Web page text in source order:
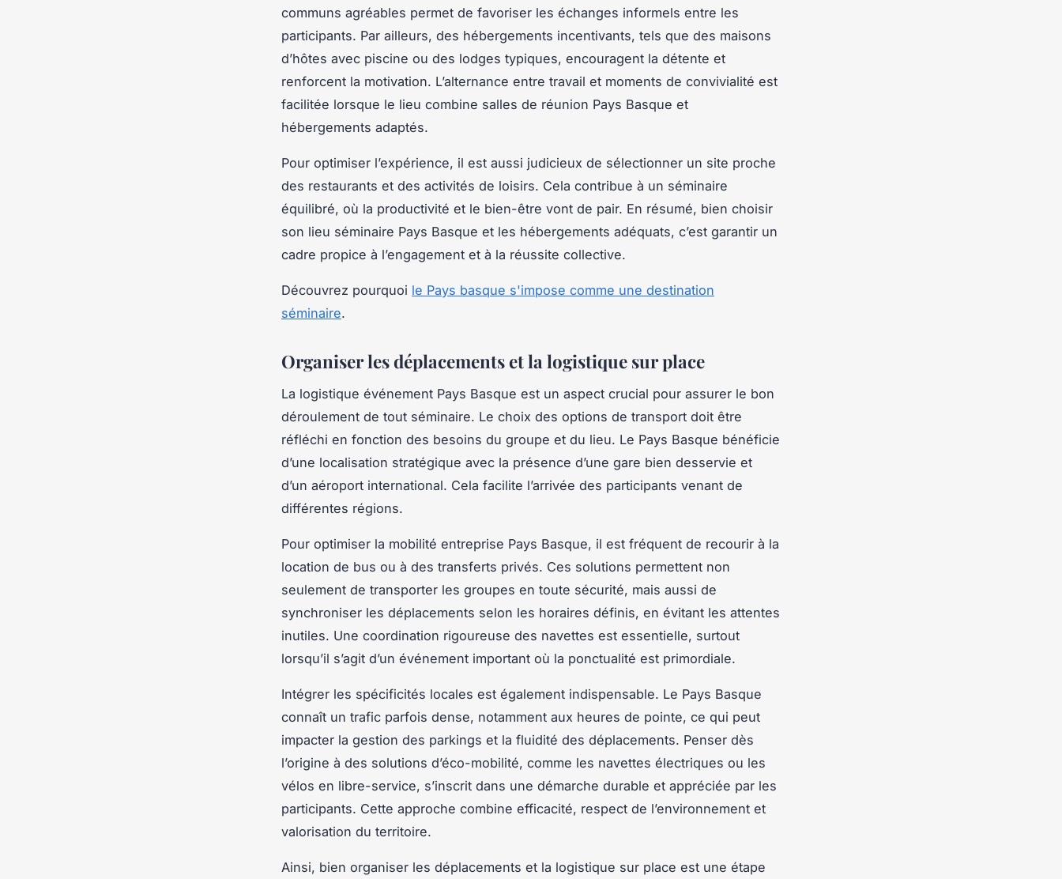
communs agréables permet de favoriser les échanges informels entre les
participants. Par ailleurs, des hébergements incentivants, tels que des maisons
d’hôtes avec piscine ou des lodges typiques, encouragent la détente et
renforcent la motivation. L’alternance entre travail et moments de convivialité est
facilitée lorsque le lieu combine salles de réunion Pays Basque et
hébergements adaptés.
Pour optimiser l’expérience, il est aussi judicieux de sélectionner un site proche
des restaurants et des activités de loisirs. Cela contribue à un séminaire
équilibré, où la productivité et le bien-être vont de pair. En résumé, bien choisir
son lieu séminaire Pays Basque et les hébergements adéquats, c’est garantir un
cadre propice à l’engagement et à la réussite collective.
Découvrez pourquoi le Pays basque s'impose comme une destination
séminaire.
Organiser les déplacements et la logistique sur place
La logistique événement Pays Basque est un aspect crucial pour assurer le bon
déroulement de tout séminaire. Le choix des options de transport doit être
réfléchi en fonction des besoins du groupe et du lieu. Le Pays Basque bénéficie
d’une localisation stratégique avec la présence d’une gare bien desservie et
d’un aéroport international. Cela facilite l’arrivée des participants venant de
différentes régions.
Pour optimiser la mobilité entreprise Pays Basque, il est fréquent de recourir à la
location de bus ou à des transferts privés. Ces solutions permettent non
seulement de transporter les groupes en toute sécurité, mais aussi de
synchroniser les déplacements selon les horaires définis, en évitant les attentes
inutiles. Une coordination rigoureuse des navettes est essentielle, surtout
lorsqu’il s’agit d’un événement important où la ponctualité est primordiale.
Intégrer les spécificités locales est également indispensable. Le Pays Basque
connaît un trafic parfois dense, notamment aux heures de pointe, ce qui peut
impacter la gestion des parkings et la fluidité des déplacements. Penser dès
l’origine à des solutions d’éco-mobilité, comme les navettes électriques ou les
vélos en libre-service, s’inscrit dans une démarche durable et appréciée par les
participants. Cette approche combine efficacité, respect de l’environnement et
valorisation du territoire.
Ainsi, bien organiser les déplacements et la logistique sur place est une étape